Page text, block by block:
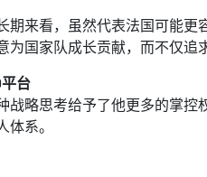
期来看，虽然代表法国可能
为国家队成长贡献，而不仅追
台
战略思考给予了他更多的掌
体系。